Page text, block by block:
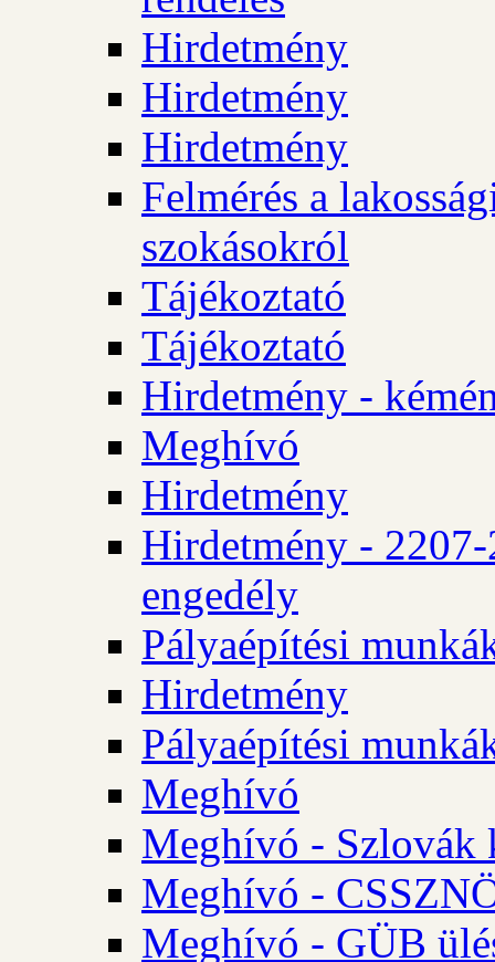
Hirdetmény
Hirdetmény
Hirdetmény
Felmérés a
szokásokról
Tájékoztató
Tájékoztató
Hirdetmény -
Meghívó
Hirdetmény
Hirdetmény -
engedély
Pályaépítési
Hirdetmény
Pályaépítési
Meghívó
Meghívó - Szlovák
Meghívó -
Meghívó - GÜB